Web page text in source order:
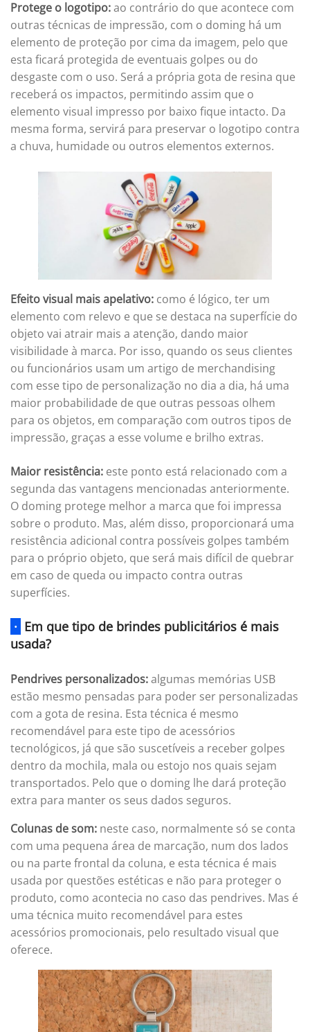
Protege o logotipo:ao contrário do que acontece com
outras técnicas de impressão, com o doming há um
elemento de proteção por cima da imagem, pelo que
esta ficará protegida de eventuais golpes ou do
desgaste com o uso. Será a própria gota de resina que
receberá os impactos, permitindo assim que o
elemento visual impresso por baixo fique intacto. Da
mesma forma, servirá para preservar o logotipo contra
a chuva, humidade ou outros elementos externos.
Efeito visual mais apelativo: como é lógico, ter um
elemento com relevo e que se destaca na superfície do
objeto vai atrair mais a atenção, dando maior
visibilidade à marca. Por isso, quando os seus clientes
ou funcionários usam um artigo de merchandising
com esse tipo de personalização no dia a dia, há uma
maior probabilidade de que outras pessoas olhem
para os objetos, em comparação com outros tipos de
impressão, graças a esse volume e brilho extras.
Maior resistência: este ponto está relacionado com a
segunda das vantagens mencionadas anteriormente.
O doming protege melhor a marca que foi impressa
sobre o produto. Mas, além disso, proporcionará uma
resistência adicional contra possíveis golpes também
para o próprio objeto, que será mais difícil de quebrar
em caso de queda ou impacto contra outras
superfícies.
· Em que tipo de brindes publicitários é mais
usada?
Pendrives personalizados:algumas memórias USB
estão mesmo pensadas para poder ser personalizadas
com a gota de resina. Esta técnica é mesmo
recomendável para este tipo de acessórios
tecnológicos, já que são suscetíveis a receber golpes
dentro da mochila, mala ou estojo nos quais sejam
transportados. Pelo que o doming lhe dará proteção
extra para manter os seus dados seguros.
Colunas de som: neste caso, normalmente só se conta
com uma pequena área de marcação, num dos lados
ou na parte frontal da coluna, e esta técnica é mais
usada por questões estéticas e não para proteger o
produto, como acontecia no caso das pendrives. Mas é
uma técnica muito recomendável para estes
acessórios promocionais, pelo resultado visual que
oferece.